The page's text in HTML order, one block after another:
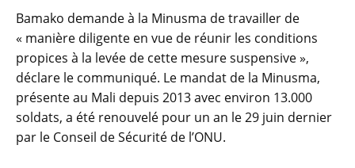
Bamako demande à la Minusma de travailler de
« manière diligente en vue de réunir les conditions
propices à la levée de cette mesure suspensive »,
déclare le communiqué. Le mandat de la Minusma,
présente au Mali depuis 2013 avec environ 13.000
soldats, a été renouvelé pour un an le 29 juin dernier
par le Conseil de Sécurité de l’ONU.